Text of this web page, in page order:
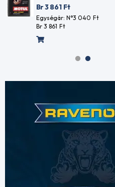
Egységár: N°2 274
Br 2 888 Ft